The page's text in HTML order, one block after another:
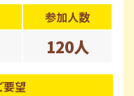
参加人数
120人
要望